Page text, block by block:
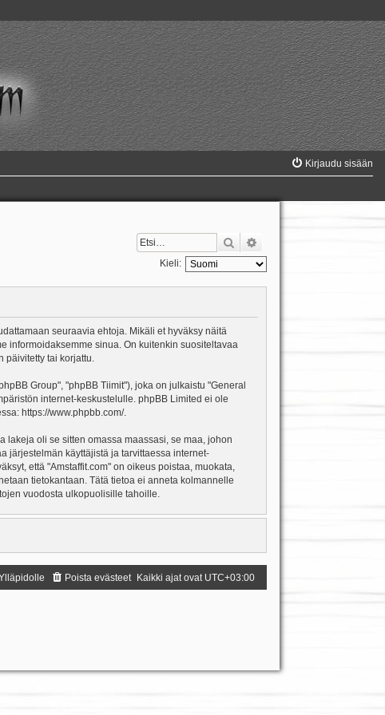
Kirjaudu sisään
Etsi
Kieli:
seuraavia ehtoja. Mikäli et hyväksy näitä
informoidaksemme sinua. On kuitenkin suositeltavaa
päivitetty tai korjattu.
Group", "phpBB Tiimit"), joka on julkaistu "General
internet-keskustelulle. phpBB Limited ei ole
https://www.phpbb.com/.
oli se sitten omassa maassasi, se maa, johon
järjestelmän käyttäjistä ja tarvittaessa internet-
että "Amstaffit.com" on oikeus poistaa, muokata,
tietokantaan. Tätä tietoa ei anneta kolmannelle
vuodosta ulkopuolisille tahoille.
Kaikki ajat ovat UTC+03:00
Poista evästeet